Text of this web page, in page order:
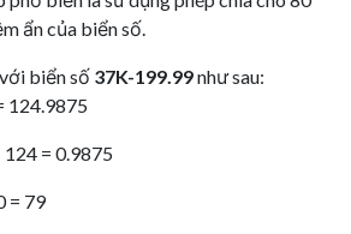
ẩn của biển số.
biển số 37K-199.99như sau:
124.9875
= 0.9875
= 79